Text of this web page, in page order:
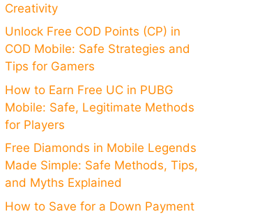
Creativity
Unlock Free COD Points (CP) in
COD Mobile: Safe Strategies and
Tips for Gamers
How to Earn Free UC in PUBG
Mobile: Safe, Legitimate Methods
for Players
Free Diamonds in Mobile Legends
Made Simple: Safe Methods, Tips,
and Myths Explained
How to Save for a Down Payment